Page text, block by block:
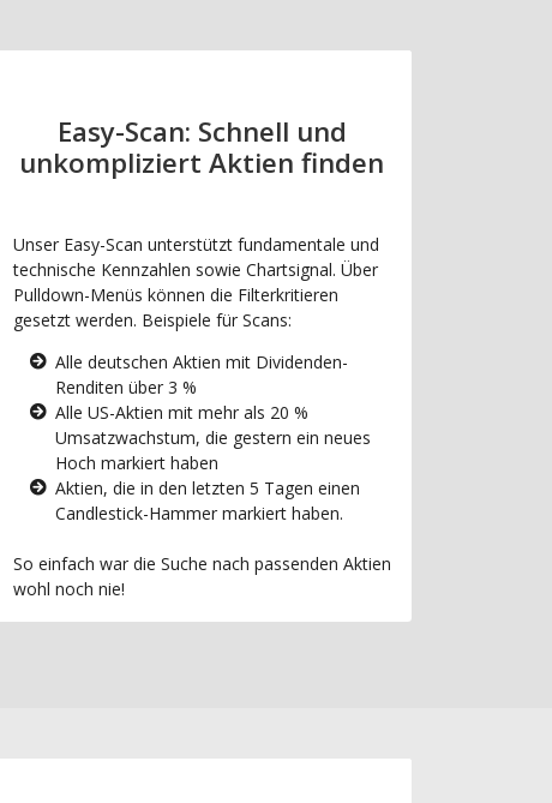
Easy-Scan: Schnell und
unkompliziert Aktien finden
Unser Easy-Scan unterstützt fundamentale und
technische Kennzahlen sowie Chartsignal. Über
Pulldown-Menüs können die Filterkritieren
gesetzt werden. Beispiele für Scans:
Alle deutschen Aktien mit Dividenden-
Renditen über 3 %
Alle US-Aktien mit mehr als 20 %
Umsatzwachstum, die gestern ein neues
Hoch markiert haben
Aktien, die in den letzten 5 Tagen einen
Candlestick-Hammer markiert haben.
So einfach war die Suche nach passenden Aktien
wohl noch nie!